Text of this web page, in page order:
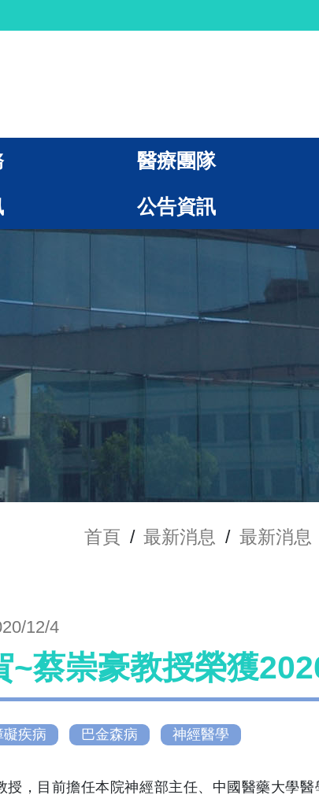
醫療團隊
公告資訊
首頁 / 最新消息 / 最新消息
12/4
~蔡崇豪教授榮獲
礙疾病 巴金森病 神經醫學
授，目前擔任本院神經部主任、中國醫藥大學